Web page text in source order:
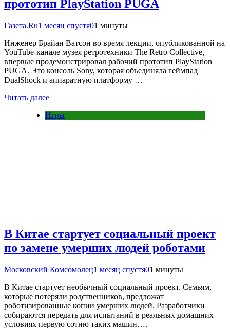
прототип PlayStation PUGA
Газета.Ru1 месяц спустя01 минуты
Инженер Брайан Ватсон во время лекции, опубликованной на
YouTube-канале музея ретротехники The Retro Collective,
впервые продемонстрировал рабочий прототип PlayStation
PUGA. Это консоль Sony, которая объединяла геймпад
DualShock и аппаратную платформу …
Читать далее
Игры
В Китае стартует социальный проект
по замене умерших людей роботами
Московский Комсомолец1 месяц спустя01 минуты
В Китае стартует необычный социальный проект. Семьям,
которые потеряли родственников, предложат
роботизированные копии умерших людей. Разработчики
собираются передать для испытаний в реальных домашних
условиях первую сотню таких машин….